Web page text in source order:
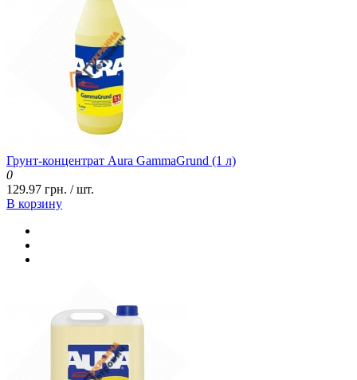
Грунт-концентрат Aura GammaGrund (1 л)
0
129.97 грн. / шт.
В корзину